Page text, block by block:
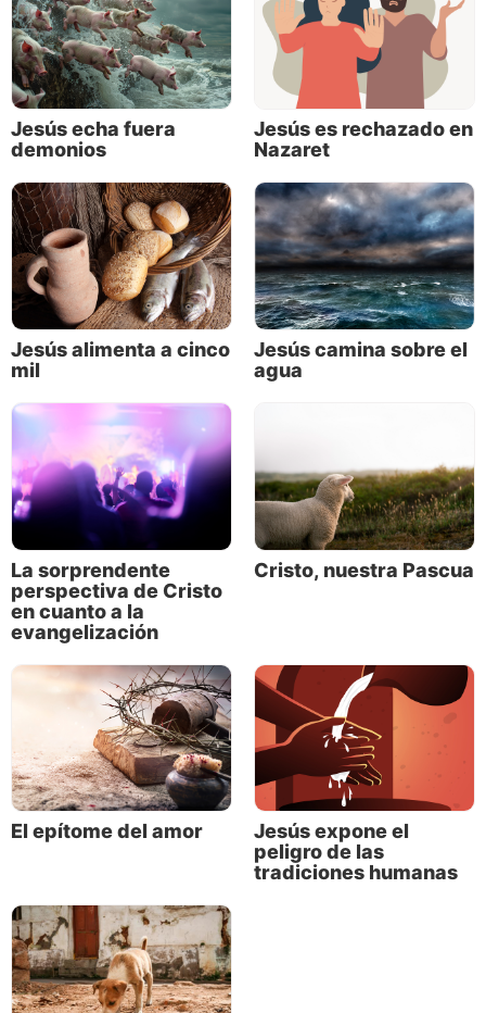
esfuerza por . . .
Andar como Él anduvo.
Jesús echa fuera
demonios
Jesús es rechazado en
Nazaret
Jesús alimenta a cinco
mil
Jesús camina sobre el
agua
La sorprendente
perspectiva de Cristo
en cuanto a la
evangelización
Cristo, nuestra Pascua
El epítome del amor
Jesús expone el
peligro de las
tradiciones humanas